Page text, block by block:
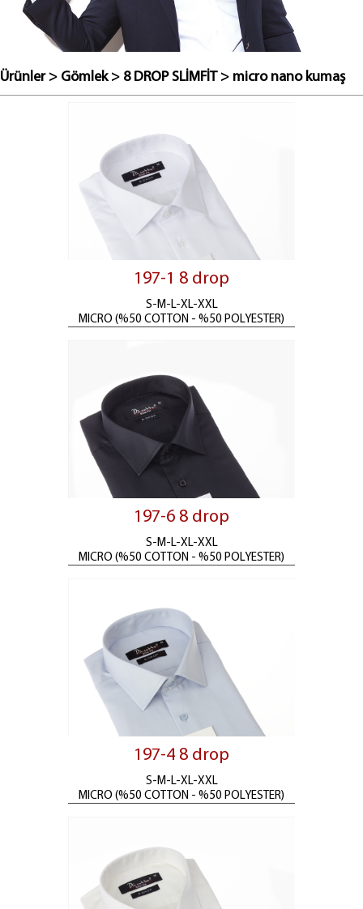
Ürünler> Gömlek> 8 DROP SLİMFİT > micro nano kumaş
197-1 8 drop
S-M-L-XL-XXL
MICRO (%50 COTTON - %50 POLYESTER)
197-6 8 drop
S-M-L-XL-XXL
MICRO (%50 COTTON - %50 POLYESTER)
197-4 8 drop
S-M-L-XL-XXL
MICRO (%50 COTTON - %50 POLYESTER)